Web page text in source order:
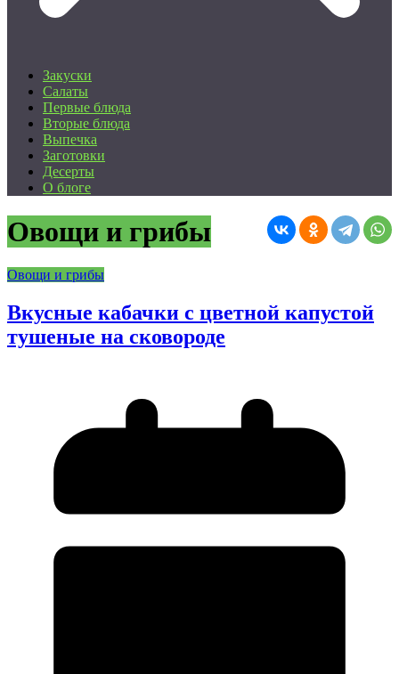
Закуски
Салаты
Первые блюда
Вторые блюда
Выпечка
Заготовки
Десерты
О блоге
Овощи и грибы
Овощи и грибы
Вкусные кабачки с цветной капустой
тушеные на сковороде